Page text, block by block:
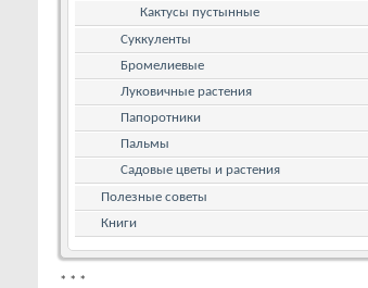
Кактусы пустынные
Суккуленты
Бромелиевые
Луковичные растения
Папоротники
Пальмы
Садовые цветы и растения
Полезные советы
Книги
* * *